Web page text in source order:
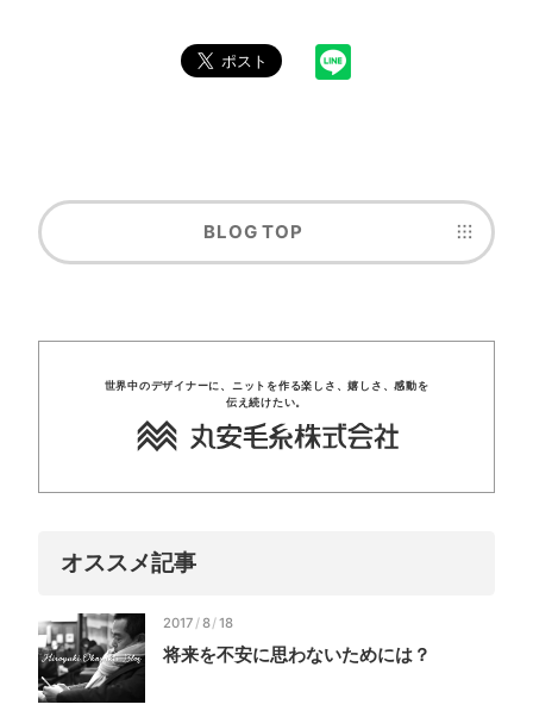
BLOG TOP
世界中のデザイナーに、 ニットを作る楽しさ、嬉しさ、感動を
伝え続けたい。
オススメ記事
2017 /8/18
将来を不安に思わないためには？